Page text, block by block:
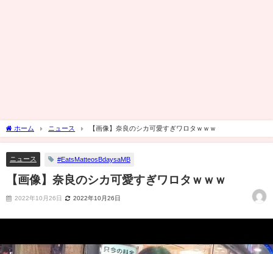
ホーム ニュース 【画像】奈良のシカ可愛すぎワロタｗｗｗ
ニュース #EatsMatteosBdaysaMB
【画像】奈良のシカ可愛すぎワロタｗｗｗ
2022年10月26日 2022年10月26日